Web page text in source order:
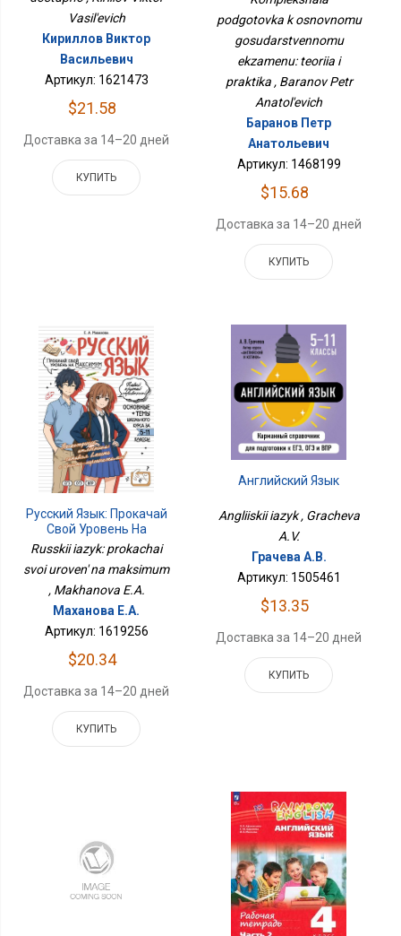
Vasil'evich
Кириллов Виктор
Васильевич
Артикул: 1621473
$21.58
Доставка за 14–20 дней
КУПИТЬ
Государственному
Экзамену: Теория И
Практика
podgotovka k osnovnomu
gosudarstvennomu
ekzamenu: teoriia i
praktika , Baranov Petr
Anatol'evich
Баранов Петр
Анатольевич
Артикул: 1468199
$15.68
Доставка за 14–20 дней
КУПИТЬ
Русский Язык: Прокачай
Свой Уровень На
Максимум
Russkii iazyk: prokachai
svoi uroven' na maksimum
, Makhanova E.A.
Маханова Е.А.
Артикул: 1619256
$20.34
Доставка за 14–20 дней
КУПИТЬ
Английский Язык
Angliiskii iazyk , Gracheva
A.V.
Грачева А.В.
Артикул: 1505461
$13.35
Доставка за 14–20 дней
КУПИТЬ